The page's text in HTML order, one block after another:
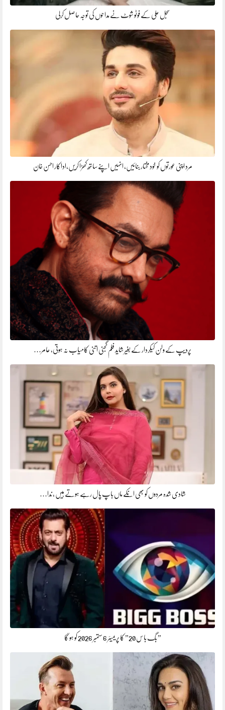
سجل علی کے فوٹو شوٹ نے مداحوں کی توجہ حاصل کرلی
مرد اپنی عورتوں کو خود مختار بنائیں، انہیں اپنے ساتھ کھڑا کریں،اداکار احسن خان
پردیپ کے ولن کیکردار کے بغیر شاید فلم گجنی اتنی کامیاب نہ ہوتی، عامر…
شادی شدہ مردوں کو بھی انکے ماں باپ پال رہے ہوتے ہیں ، ندا…
” بگ باس 20” کا پریمیئر 6 ستمبر 2026 کو ہو گا